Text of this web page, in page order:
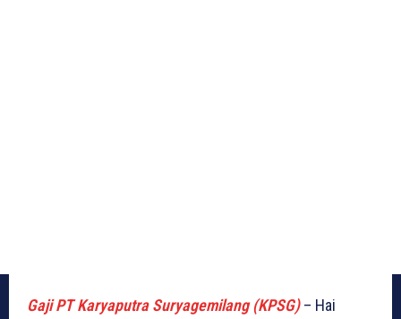
Gaji PT Karyaputra Suryagemilang (KPSG)– Hai